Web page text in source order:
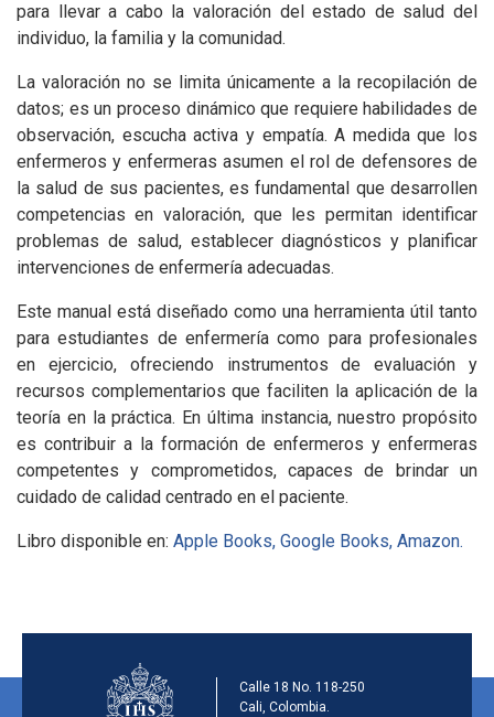
para llevar a cabo la valoración del estado de salud del
individuo, la familia y la comunidad.
La valoración no se limita únicamente a la recopilación de
datos; es un proceso dinámico que requiere habilidades de
observación, escucha activa y empatía. A medida que los
enfermeros y enfermeras asumen el rol de defensores de
la salud de sus pacientes, es fundamental que desarrollen
competencias en valoración, que les permitan identificar
problemas de salud, establecer diagnósticos y planificar
intervenciones de enfermería adecuadas.
Este manual está diseñado como una herramienta útil tanto
para estudiantes de enfermería como para profesionales
en ejercicio, ofreciendo instrumentos de evaluación y
recursos complementarios que faciliten la aplicación de la
teoría en la práctica. En última instancia, nuestro propósito
es contribuir a la formación de enfermeros y enfermeras
competentes y comprometidos, capaces de brindar un
cuidado de calidad centrado en el paciente.
Libro disponible en: Apple Books, Google Books, Amazon.
Información de la
Calle 18 No. 118-250
Cali, Colombia.